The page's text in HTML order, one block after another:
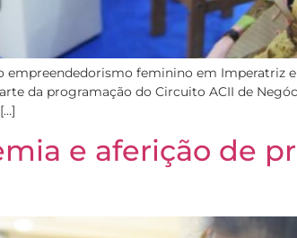
feminino em Imperatriz
da programação do Circuito ACII de
e aferição de